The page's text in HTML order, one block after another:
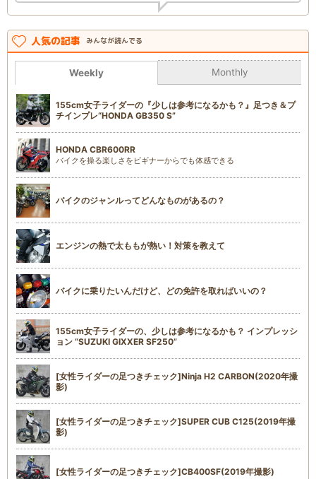
人気の記事 みんなが読んでる
Weekly Monthly
155cm女子ライダーの『少しは参考になるかも？』足つき＆プ
チインプレ“HONDA GB350 S”
HONDA CBR600RR
バイクを操る楽しさをビギナーからでも体感できる
バイクのジャンルってどんなものがあるの？
エンジンの熱で太ももが熱い！対策を教えて
バイクに乗りたいんだけど、どの免許を取ればいいの？
155cm女子ライダーの、少しは参考になるかも？ インプレッシ
ョン “SUZUKI GIXXER SF250”
[女性ライダーの足つきチェック]Ninja H2 CARBON(2020年撮
影)
[女性ライダーの足つきチェック]SUPER CUB C125(2019年撮
影)
[女性ライダーの足つきチェック]CB400SF(2019年撮影)